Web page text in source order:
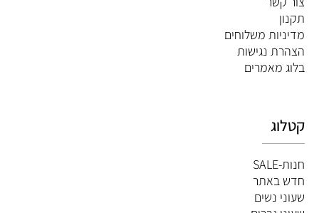
תקנון
מדיניות משלוחים
הצהרת נגישות
בלוג מאמרים
קטלוג
חנות-SALE
חדש באתר
שעוני נשים